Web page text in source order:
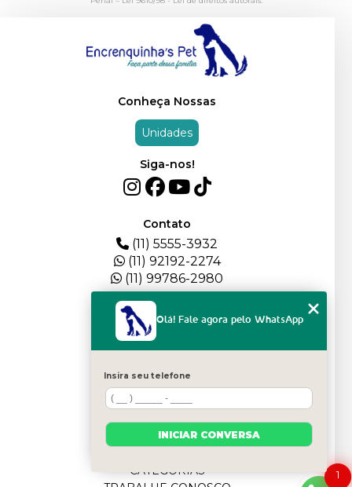
Conheça Nossas
Unidades
Siga-nos!
Contato
(11) 5555-3932
(11) 92192-2274
(11) 99786-2980
QUEM SOMOS
BLOG
FILHOTES
CATEGORIAS
1
Olá! Fale agora pelo WhatsApp
Insira seu telefone
INICIAR CONVERSA